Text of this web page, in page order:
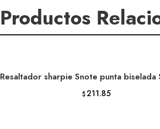
Productos
AÑADIR AL CARRITO
Resaltador sharpie Snote punta biselada
$211.85